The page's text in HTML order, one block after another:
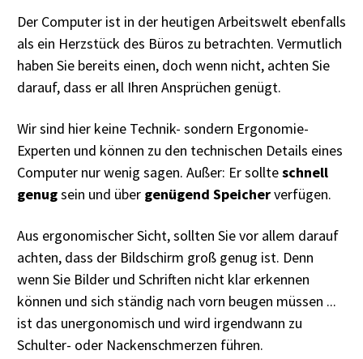
Der Computer ist in der heutigen Arbeitswelt ebenfalls
als ein Herzstück des Büros zu betrachten. Vermutlich
haben Sie bereits einen, doch wenn nicht, achten Sie
darauf, dass er all Ihren Ansprüchen genügt.
Wir sind hier keine Technik- sondern Ergonomie-
Experten und können zu den technischen Details eines
Computer nur wenig sagen. Außer: Er sollteschnell
genugsein und über genügend Speicherverfügen.
Aus ergonomischer Sicht, sollten Sie vor allem darauf
achten, dass der Bildschirm groß genug ist. Denn
wenn Sie Bilder und Schriften nicht klar erkennen
können und sich ständig nach vorn beugen müssen ...
ist das unergonomisch und wird irgendwann zu
Schulter- oder Nackenschmerzen führen.